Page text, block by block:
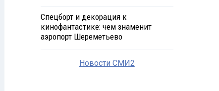
Спецборт и декорация к
кинофантастике: чем знаменит
аэропорт Шереметьево
Новости СМИ2